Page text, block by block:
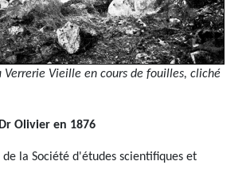
Verrerie Vieille en cours de fouilles, cliché
Olivier en 1876
la Société d'études scientifiques et